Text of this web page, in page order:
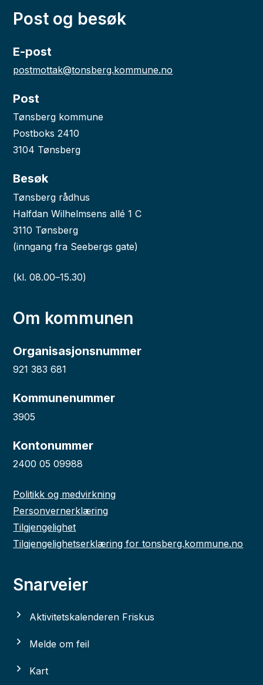
Post og besøk
E-post
postmottak@tonsberg.kommune.no
Post
Tønsberg kommune
Postboks 2410
3104 Tønsberg
Besøk
Tønsberg rådhus
Halfdan Wilhelmsens allé 1 C
3110 Tønsberg
(inngang fra Seebergs gate)
(kl. 08.00–15.30)
Om kommunen
Organisasjonsnummer
921 383 681
Kommunenummer
3905
Kontonummer
2400 05 09988
Politikk og medvirkning
Personvernerklæring
Tilgjengelighet
Tilgjengelighetserklæring for tonsberg.kommune.no
Snarveier
Aktivitetskalenderen Friskus
Melde om feil
Kart